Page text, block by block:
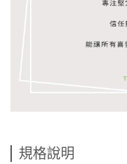
規格說明